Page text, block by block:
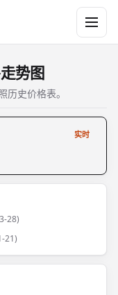
势图
史价格表。
实时
28)
21)